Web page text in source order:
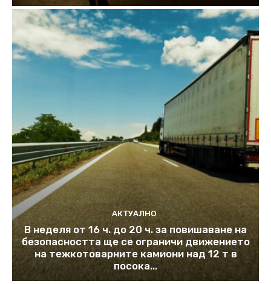
АКТУАЛНО
В неделя от 16 ч. до 20 ч. за повишаване на
безопасността ще се ограничи движението
на тежкотоварните камиони над 12 т в
посока...